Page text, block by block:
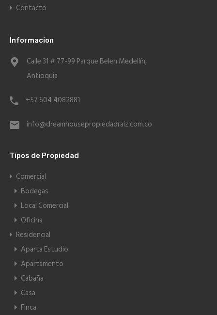
Contacto
Informacion
Calle 31 # 77-99 Parque Belen Medellín,
Antioquia
+57 604 4082881
info@dreamhousepropiedadraiz.com.co
Tipos de Propiedad
Comercial
Bodegas
Local Comercial
Oficina
Residencial
Aparta Estudio
Apartamento
Cabaña
Casa
Finca